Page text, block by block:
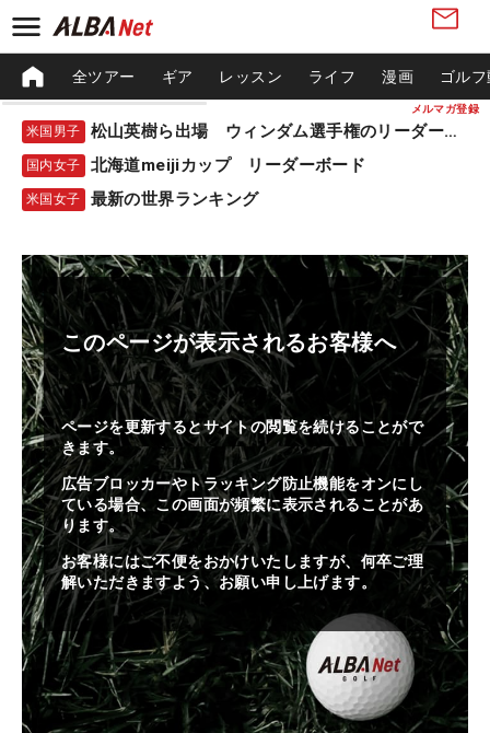
メルマガ登録
全ツアー ギア レッスン ライフ 漫画 ゴル
米国男子 松山英樹ら出場 ウィンダム選手権のリーダーボード
国内女子 北海道meijiカップ リーダーボード
米国女子 最新の世界ランキング
このページが表示されるお客様へ
ページを更新するとサイトの閲覧を続けることがで
きます。
広告ブロッカーやトラッキング防止機能をオンにし
ている場合、この画面が頻繁に表示されることがあ
ります。
お客様にはご不便をおかけいたしますが、何卒ご理
解いただきますよう、お願い申し上げます。